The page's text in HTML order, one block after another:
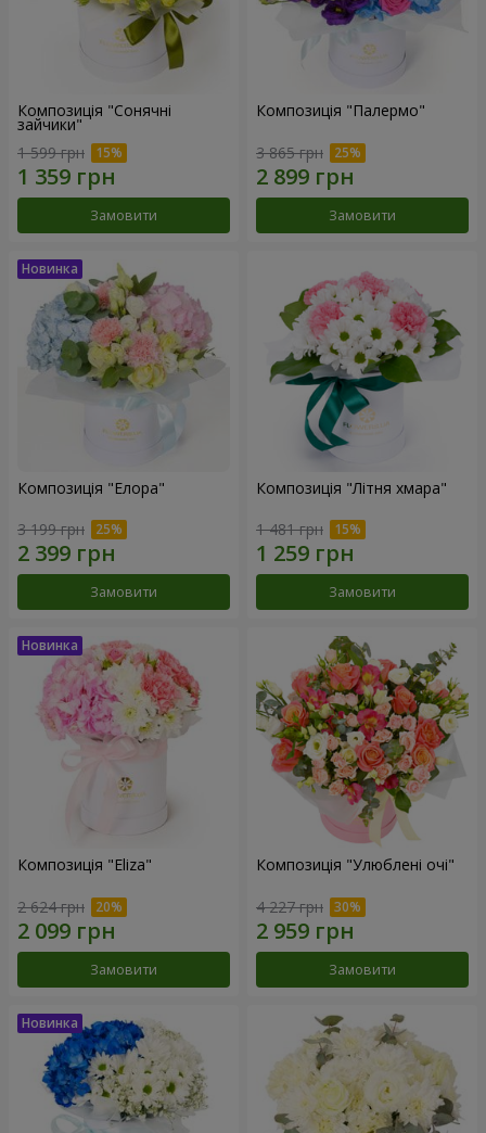
Композиція "Сонячні
зайчики"
1 599 грн
Замовити
Композиція "Палермо"
3 865 грн
Замовити
Композиція "Елора"
3 199 грн
Замовити
Композиція "Літня хмара"
1 481 грн
Замовити
Композиція "Eliza"
2 624 грн
Замовити
Композиція "Улюблені очі"
4 227 грн
Замовити